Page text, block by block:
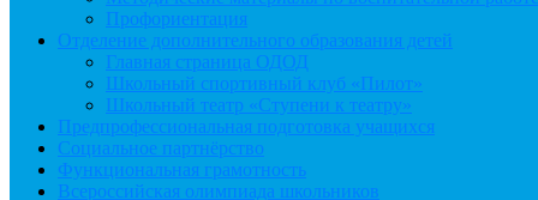
Профориентация
Отделение дополнительного образования детей
Главная страница ОДОД
Школьный спортивный клуб «Пилот»
Школьный театр «Ступени к театру»
Предпрофессиональная подготовка учащихся
Социальное партнёрство
Функциональная грамотность
Всероссийская олимпиада школьников